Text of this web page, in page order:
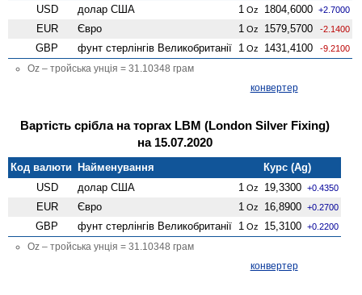
USD
долар США 1 Oz 1804,6000 +2.7000
EUR Євро 1 Oz 1579,5700 -2.1400
GBP фунт стерлінгів Велико­британії 1 Oz 1431,4100 -9.2100
Oz – тройська унція = 31.10348 грам
конвертер
Вартість срібла на торгах LBM (London Silver Fixing)
на 15.07.2020
Код валюти Найменування
Курс (Ag)
USD
долар США 1 Oz 19,3300 +0.4350
EUR Євро 1 Oz 16,8900 +0.2700
GBP фунт стерлінгів Велико­британії 1 Oz 15,3100 +0.2200
Oz – тройська унція = 31.10348 грам
конвертер